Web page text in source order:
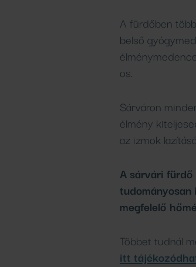
A fürdőben
belső
os.
Sárváron
élmény
az izmok
A sárvári
megfelelő
Többet tudnál
itt